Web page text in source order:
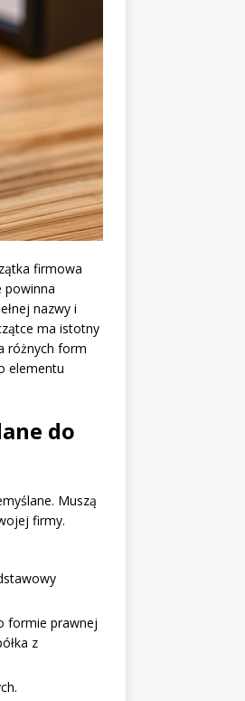
firmowa
powinna
nazwy i
ma istotny
różnych form
elementu
do
Muszą
firmy.
formie prawnej
z